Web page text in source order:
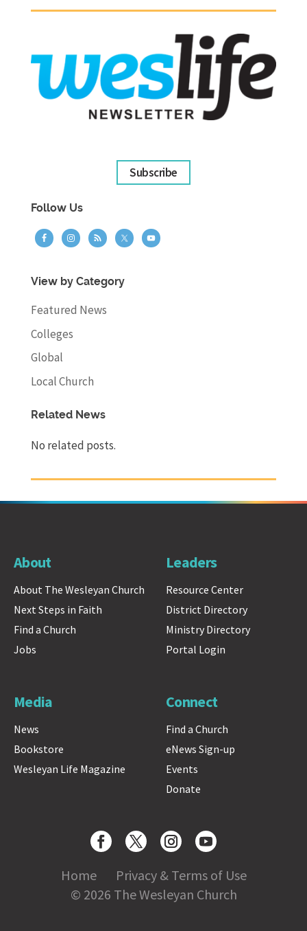
Subscribe
Follow Us
View by Category
Featured News
Colleges
Global
Local Church
Related News
No related posts.
About
About The Wesleyan Church
Next Steps in Faith
Find a Church
Jobs
Leaders
Resource Center
District Directory
Ministry Directory
Portal Login
Media
News
Bookstore
Wesleyan Life Magazine
Connect
Find a Church
eNews Sign-up
Events
Donate
Home
Privacy & Terms of Use
© 2026 The Wesleyan Church